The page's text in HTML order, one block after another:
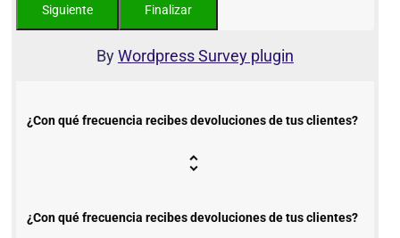
ByWordpress Survey plugin
¿Con qué frecuencia recibes devoluciones de tus clientes?
¿Con qué frecuencia recibes devoluciones de tus clientes?